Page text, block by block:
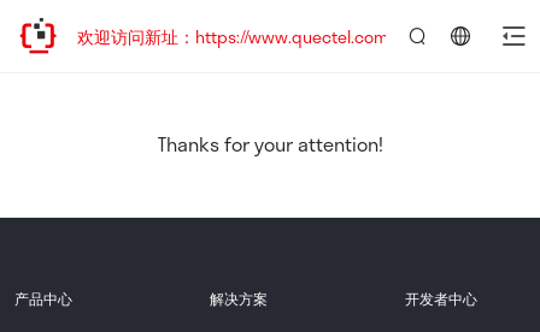
迁移，欢迎访问新址：https://www.quectel.com.cn
Thanks for your attention!
产品中心 解决方案 开发者中心